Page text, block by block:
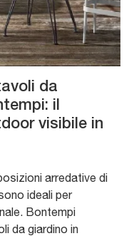
da
il
visibile in
arredative di
ideali per
Bontempi
da giardino in